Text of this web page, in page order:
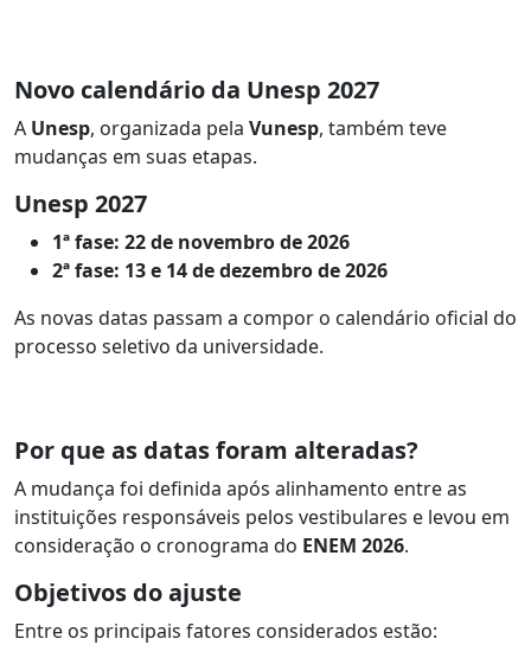
Novo calendário da Unesp 2027
A Unesp, organizada pela Vunesp, também teve
mudanças em suas etapas.
Unesp 2027
1ª fase: 22 de novembro de 2026
2ª fase: 13 e 14 de dezembro de 2026
As novas datas passam a compor o calendário oficial do
processo seletivo da universidade.
Por que as datas foram alteradas?
A mudança foi definida após alinhamento entre as
instituições responsáveis pelos vestibulares e levou em
consideração o cronograma do ENEM 2026.
Objetivos do ajuste
Entre os principais fatores considerados estão: